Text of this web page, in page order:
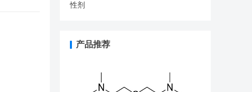
性剂
产品推荐